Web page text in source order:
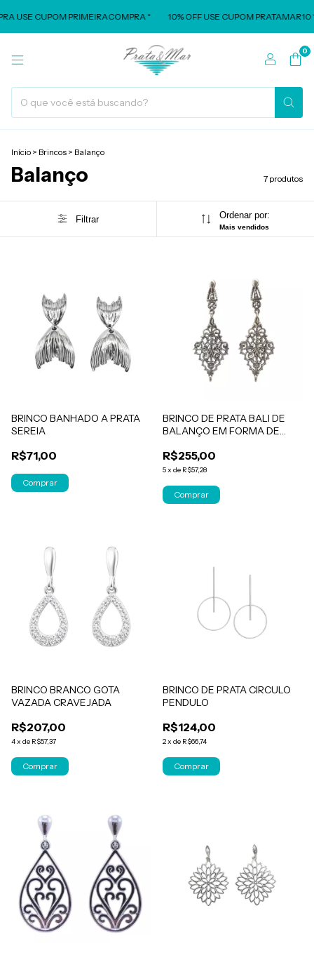
USE CUPOM PRIMEIRACOMPRA * 10% OFF USE CUPOM PRATAMAR10 *
0
Início > Brincos > Balanço
Balanço 7 produtos
Filtrar Ordenar por:
Mais vendidos
BRINCO BANHADO A PRATA
SEREIA
R$71,00
BRINCO DE PRATA BALI DE
BALANÇO EM FORMA DE
R$255,00
5x de R$57,28
BRINCO BRANCO GOTA
VAZADA CRAVEJADA
R$207,00
4x de R$57,37
BRINCO DE PRATA CIRCULO
PENDULO
R$124,00
2x de R$66,74